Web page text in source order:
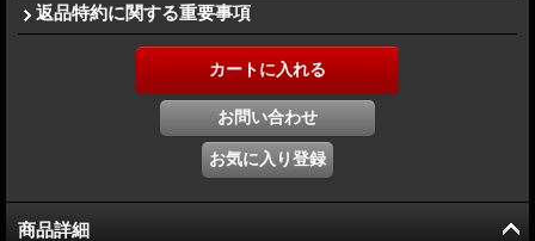
返品特約に関する重要事項
商品詳細